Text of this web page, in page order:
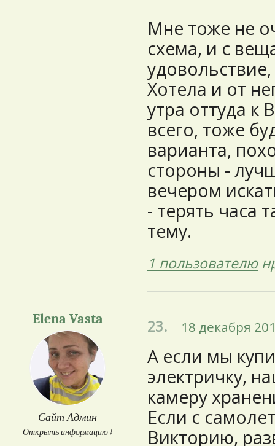
Мне тоже не
схема, и с
Хотела и от
утра оттуда к
всего, тоже
варианта,
стороны -
вечером
- терять часа
тему.
1 пользователю
Elena Vasta
Сайт Админ
Открыть информацию ↓
23. 18 декабря
А если мы
электричку,
камеру
Если с
Викторию,